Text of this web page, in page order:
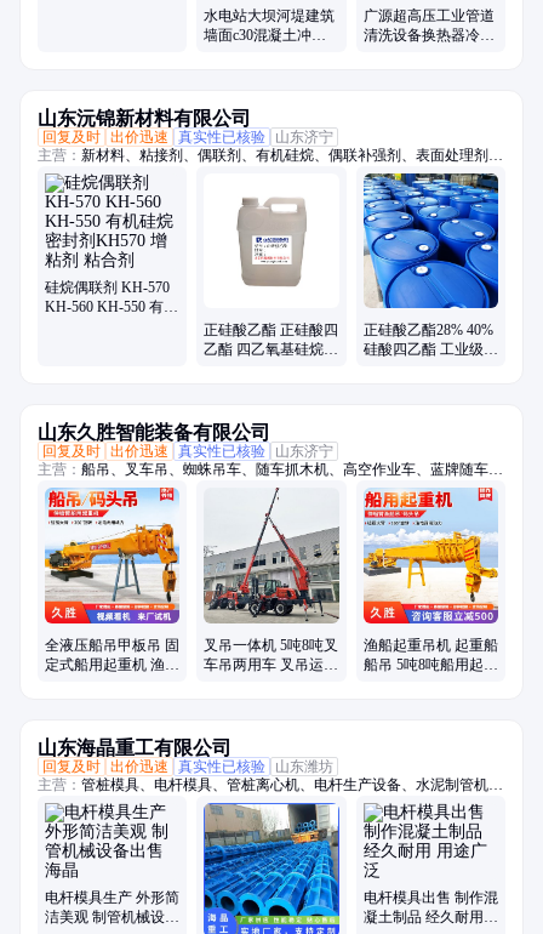
水电站大坝河堤建筑
墙面c30混凝土冲毛
广源超高压工业管道
清洗设备换热器冷凝
山东沅锦新材料有限公司
回复及时 出价迅速 真实性已核验
山东济宁
主营： 新材料、粘接剂、偶联剂、有机硅烷、偶联补强剂、表面处理剂、
橡胶硅质填料
硅烷偶联剂 KH-570
KH-560 KH-550 有机
正硅酸乙酯 正硅酸四
乙酯 四乙氧基硅烷
正硅酸乙酯28% 40%
硅酸四乙酯 工业级
山东久胜智能装备有限公司
回复及时 出价迅速 真实性已核验
山东济宁
主营： 船吊、叉车吊、蜘蛛吊车、随车抓木机、高空作业车、蓝牌随车
吊、折臂吊、随车挖、履带蜘蛛吊、吊挖一体机、三轮随车吊、履带随车
吊、三轮吊、履带随车挖、履带吊车、船用起重机、拖拉机平板吊、履带
随车抓、下葬车、四不像吊车、车载吊机、抓木机、拖拉机吊钻一体机、
小吊车、装载机
全液压船吊甲板吊 固
定式船用起重机 渔船
叉吊一体机 5吨8吨叉
车吊两用车 叉吊运一
渔船起重吊机 起重船
船吊 5吨8吨船用起重
山东海晶重工有限公司
回复及时 出价迅速 真实性已核验
山东潍坊
主营： 管桩模具、电杆模具、管桩离心机、电杆生产设备、水泥制管机、
混凝土管设备
电杆模具生产 外形简
洁美观 制管机械设备
电杆模具出售 制作混
凝土制品 经久耐用